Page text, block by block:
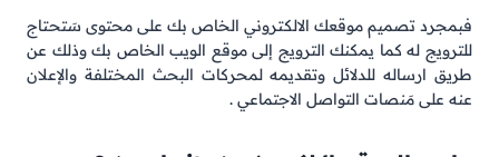
فبمجرد تصميم موقعك الالكتروني الخاص بك على محتوى سَتحتاج
للترويج له كما يمكنك الترويج إلى موقع الويب الخاص بك وذلك عن
طريق ارساله للدلائل وتقديمه لمحركات البحث المختلفة والإعلان
عنه على مَنصات التواصل الاجتماعي .